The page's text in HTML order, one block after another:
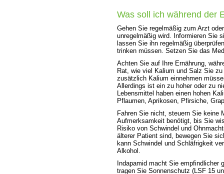
Was soll ich während der
Gehen Sie regelmäßig zum Arzt
unregelmäßig wird. Informieren Sie
lassen Sie ihn regelmäßig
trinken müssen. Setzen Sie das
Achten Sie auf Ihre Ernährung,
Rat, wie viel Kalium und Salz Sie
zusätzlich Kalium einnehmen
Allerdings ist ein zu hoher oder zu
Lebensmittel haben einen hohen
Pflaumen, Aprikosen, Pfirsiche,
Fahren Sie nicht, steuern Sie keine
Aufmerksamkeit benötigt, bis Sie
Risiko von Schwindel und
älterer Patient sind, bewegen Sie
kann Schwindel und Schläfrigkeit
Alkohol.
Indapamid macht Sie empfindlicher
tragen Sie Sonnenschutz (LSF 15